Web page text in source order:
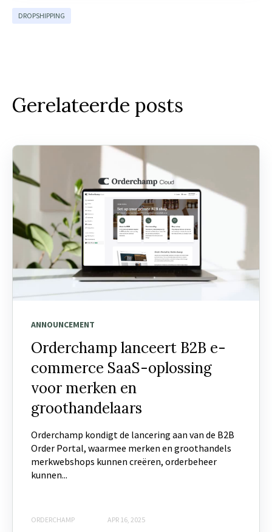
DROPSHIPPING
Gerelateerde posts
ANNOUNCEMENT
Orderchamp lanceert B2B e-
commerce SaaS-oplossing
voor merken en
groothandelaars
Orderchamp kondigt de lancering aan van de B2B
Order Portal, waarmee merken en groothandels
merkwebshops kunnen creëren, orderbeheer
kunnen...
ORDERCHAMP APR 16, 2025